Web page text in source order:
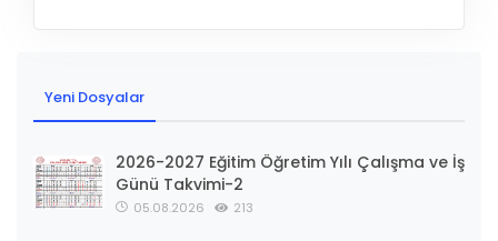
Yeni Dosyalar
2026-2027 Eğitim Öğretim Yılı Çalışma ve İş
Günü Takvimi-2
05.08.2026 213